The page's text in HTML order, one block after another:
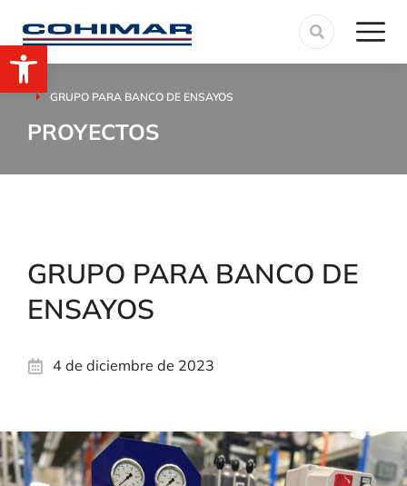
Estás aquí:
GRUPO PARA BANCO DE ENSAYOS
PROYECTOS
GRUPO PARA BANCO DE
ENSAYOS
4 de diciembre de 2023
Abrir barra de herramientas